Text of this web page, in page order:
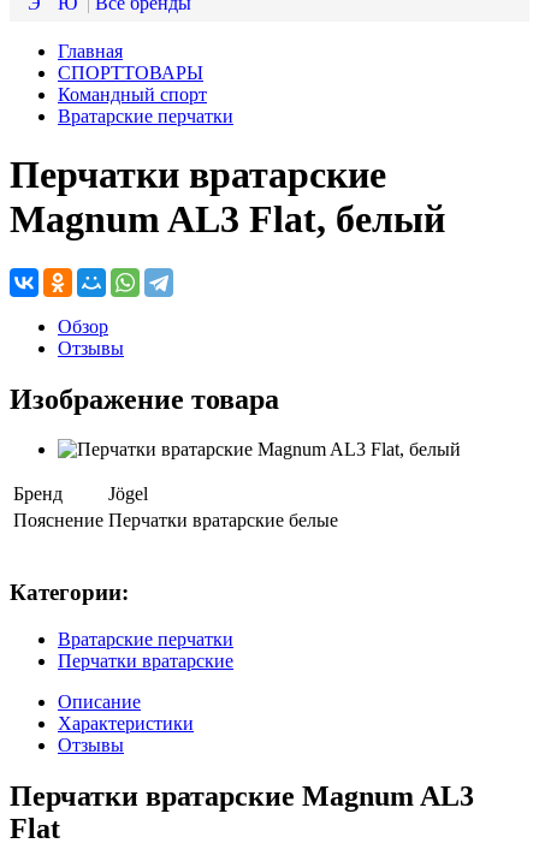
Главная
СПОРТТОВАРЫ
Командный спорт
Вратарские перчатки
Перчатки вратарские
Magnum AL3 Flat, белый
Обзор
Отзывы
Изображение товара
Бренд
Jögel
Пояснение Перчатки вратарские белые
Категории:
Вратарские перчатки
Перчатки вратарские
Описание
Характеристики
Отзывы
Перчатки вратарские Magnum AL3
Flat